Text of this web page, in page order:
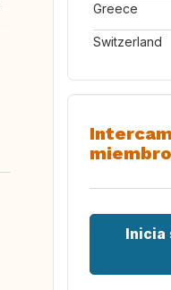
Greece
Switzerland
miembro
Inicia